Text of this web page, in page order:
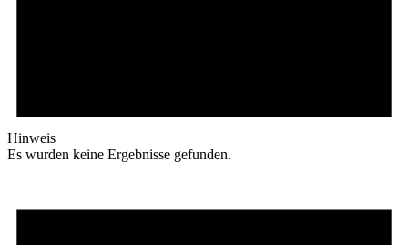
Hinweis
Es wurden keine Ergebnisse gefunden.